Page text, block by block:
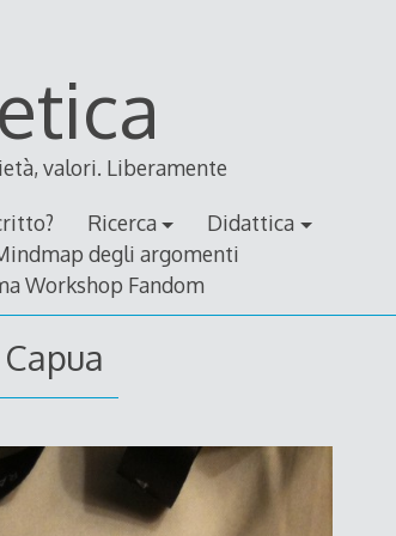
valori. Liberamente
Ricerca
Didattica
degli argomenti
Workshop Fandom